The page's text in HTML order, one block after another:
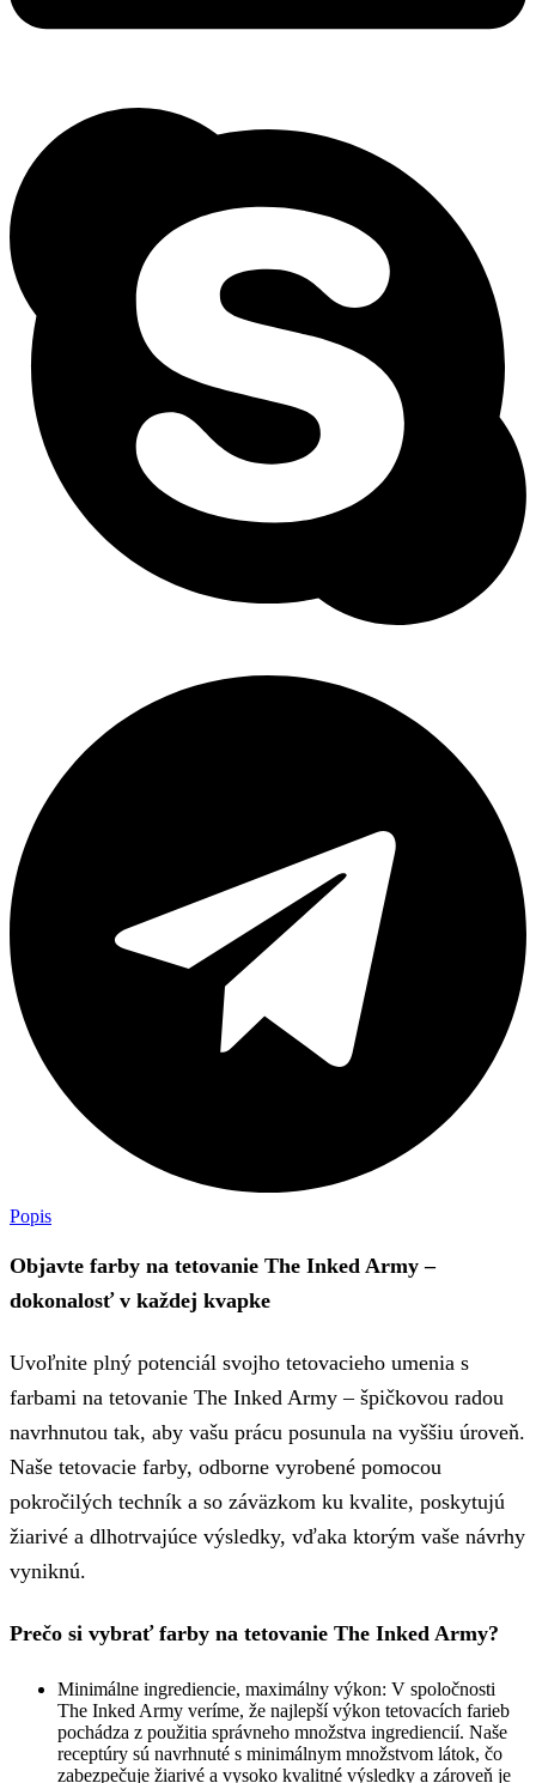
Popis
Objavte farby na tetovanie The Inked Army –
dokonalosť v každej kvapke
Uvoľnite plný potenciál svojho tetovacieho umenia s
farbami na tetovanie The Inked Army – špičkovou radou
navrhnutou tak, aby vašu prácu posunula na vyššiu úroveň.
Naše tetovacie farby, odborne vyrobené pomocou
pokročilých techník a so záväzkom ku kvalite, poskytujú
žiarivé a dlhotrvajúce výsledky, vďaka ktorým vaše návrhy
vyniknú.
Prečo si vybrať farby na tetovanie The Inked Army?
Minimálne ingrediencie, maximálny výkon: V spoločnosti
The Inked Army veríme, že najlepší výkon tetovacích farieb
pochádza z použitia správneho množstva ingrediencií. Naše
receptúry sú navrhnuté s minimálnym množstvom látok, čo
zabezpečuje žiarivé a vysoko kvalitné výsledky a zároveň je